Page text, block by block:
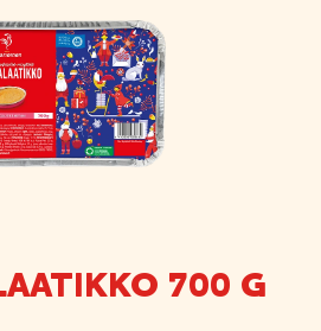
700 G